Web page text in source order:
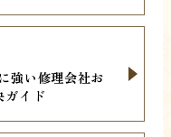
強い修理会社お
ガイド